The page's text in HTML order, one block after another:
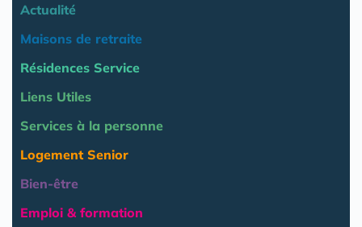
Actualité
Maisons de retraite
Résidences Service
Liens Utiles
Services à la personne
Logement Senior
Bien-être
Emploi & formation